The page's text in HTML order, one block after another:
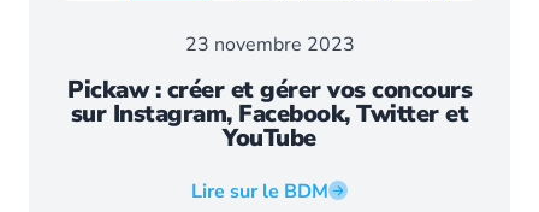
23 novembre 2023
Pickaw : créer et gérer vos concours
sur Instagram, Facebook, Twitter et
YouTube
Lire sur le BDM